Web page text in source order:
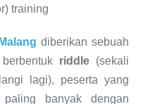
training
diberikan sebuah
riddle (sekali
lagi), peserta yang
banyak dengan